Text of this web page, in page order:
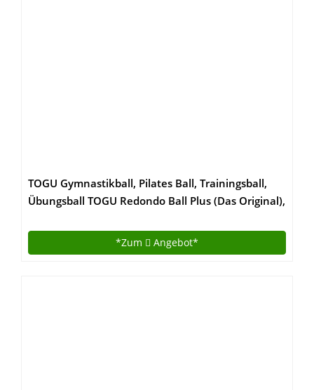
TOGU Gymnastikball, Pilates Ball, Trainingsball,
Übungsball TOGU Redondo Ball Plus (Das Original),
*Zum Angebot*